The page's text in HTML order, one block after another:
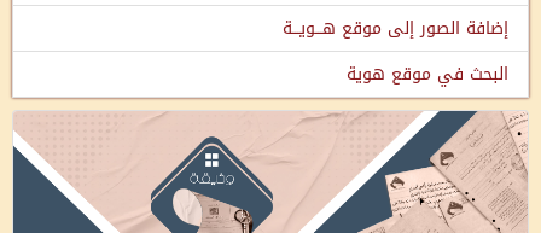
إضافة الصور إلى موقع هـــويـــة
البحث في موقع هوية